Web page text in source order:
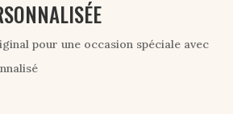
pour une occasion spéciale avec